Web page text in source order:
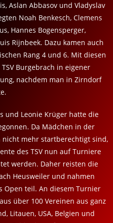
Aslan Abbasov und Vladyslav
Noah Benkesch, Clemens
Hannes Bogensperger,
Rijnbeek. Dazu kamen auch
Rang 4 und 6. Mit diesen
Burgebrach in eigener
nachdem man in Zirndorf
und Leonie Krüger hatte die
Da Mädchen in der
nicht mehr startberechtigt sind,
des TSV nun auf Turniere
werden. Daher reisten die
Heusweiler und nahmen
Open teil. An diesem Turnier
über 100 Vereinen aus ganz
Litauen, USA, Belgien und